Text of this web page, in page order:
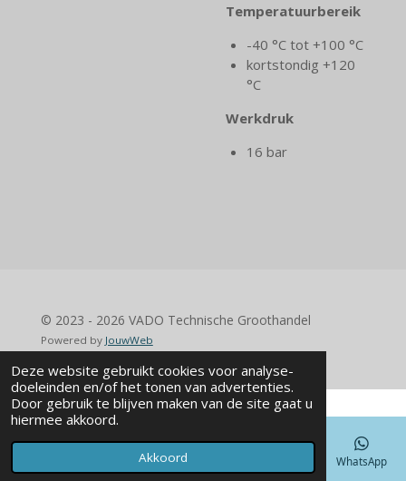
Deze website gebruikt cookies voor analyse-
doeleinden en/of het tonen van advertenties.
Door gebruik te blijven maken van de site gaat u
hiermee akkoord.
Akkoord
Temperatuurbereik
-40 °C tot +100 °C
kortstondig +120
°C
Werkdruk
16 bar
© 2023 - 2026 VADO Technische Groothandel
Powered by JouwWeb
Telefoonnummer WhatsApp